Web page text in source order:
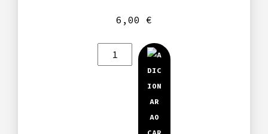
6,00 €
Quantidade
de